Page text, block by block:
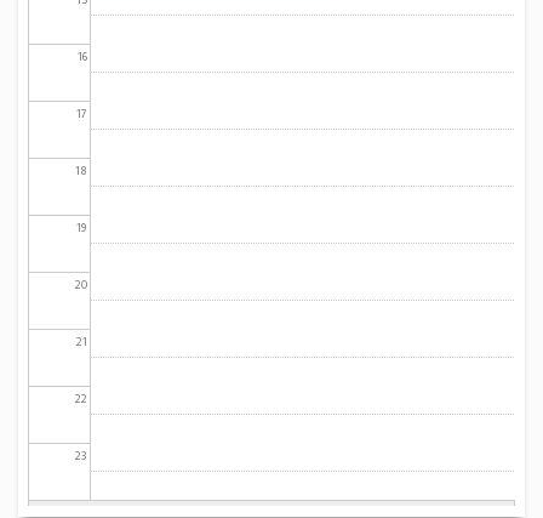
16
17
18
19
20
21
22
23